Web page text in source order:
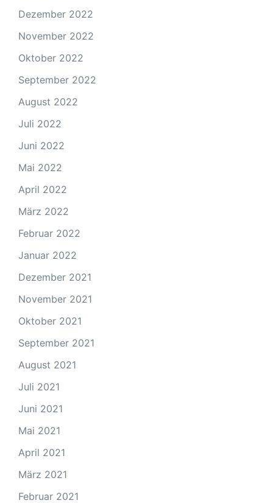
Dezember 2022
November 2022
Oktober 2022
September 2022
August 2022
Juli 2022
Juni 2022
Mai 2022
April 2022
März 2022
Februar 2022
Januar 2022
Dezember 2021
November 2021
Oktober 2021
September 2021
August 2021
Juli 2021
Juni 2021
Mai 2021
April 2021
März 2021
Februar 2021